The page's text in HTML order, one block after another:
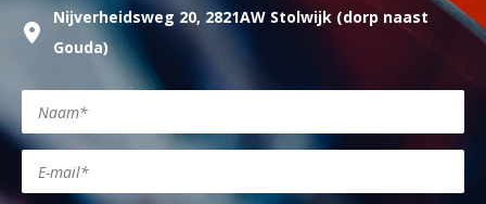
Nijverheidsweg 20, 2821AW Stolwijk (dorp naast
Gouda)